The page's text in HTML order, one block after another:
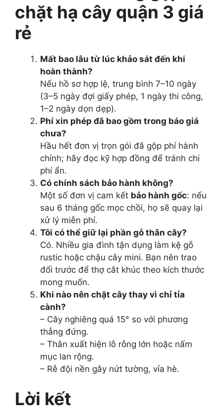
chặt hạ cây quận 3 giá
rẻ
Mất bao lâu từ lúc khảo sát đến khi
hoàn thành?
Nếu hồ sơ hợp lệ, trung bình 7–10 ngày
(3–5 ngày đợi giấy phép, 1 ngày thi công,
1–2 ngày dọn dẹp).
Phí xin phép đã bao gồm trong báo giá
chưa?
Hầu hết đơn vị trọn gói đã gộp phí hành
chính; hãy đọc kỹ hợp đồng để tránh chi
phí ẩn.
Có chính sách bảo hành không?
Một số đơn vị cam kết bảo hành gốc: nếu
sau 6 tháng gốc mọc chồi, họ sẽ quay lại
xử lý miễn phí.
Tôi có thể giữ lại phần gỗ thân cây?
Có. Nhiều gia đình tận dụng làm kệ gỗ
rustic hoặc chậu cây mini. Bạn nên trao
đổi trước để thợ cắt khúc theo kích thước
mong muốn.
Khi nào nên chặt cây thay vì chỉ tỉa
cành?
– Cây nghiêng quá 15° so với phương
thẳng đứng.
– Thân xuất hiện lỗ rỗng lớn hoặc nấm
mục lan rộng.
– Rễ đội nền gây nứt tường, vỉa hè.
Lời kết